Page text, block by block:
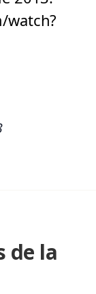
watch?
de la